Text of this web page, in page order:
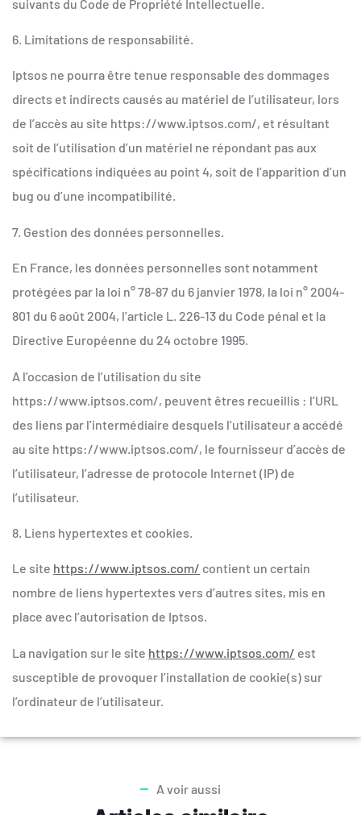
suivants du Code de Propriété Intellectuelle.
6. Limitations de responsabilité.
Iptsos ne pourra être tenue responsable des dommages
directs et indirects causés au matériel de l’utilisateur, lors
de l’accès au site https://www.iptsos.com/, et résultant
soit de l’utilisation d’un matériel ne répondant pas aux
spécifications indiquées au point 4, soit de l’apparition d’un
bug ou d’une incompatibilité.
7. Gestion des données personnelles.
En France, les données personnelles sont notamment
protégées par la loi n° 78-87 du 6 janvier 1978, la loi n° 2004-
801 du 6 août 2004, l’article L. 226-13 du Code pénal et la
Directive Européenne du 24 octobre 1995.
A l’occasion de l’utilisation du site
https://www.iptsos.com/, peuvent êtres recueillis : l’URL
des liens par l’intermédiaire desquels l’utilisateur a accédé
au site https://www.iptsos.com/, le fournisseur d’accès de
l’utilisateur, l’adresse de protocole Internet (IP) de
l’utilisateur.
8. Liens hypertextes et cookies.
Le site https://www.iptsos.com/ contient un certain
nombre de liens hypertextes vers d’autres sites, mis en
place avec l’autorisation de Iptsos.
La navigation sur le site https://www.iptsos.com/ est
susceptible de provoquer l’installation de cookie(s) sur
l’ordinateur de l’utilisateur.
A voir aussi